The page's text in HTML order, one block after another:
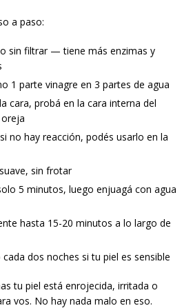
a paso:
sin filtrar — tiene más enzimas y
1 parte vinagre en 3 partes de agua
cara, probá en la cara interna del
no hay reacción, podés usarlo en la
sin frotar
5 minutos, luego enjuagá con agua
hasta 15-20 minutos a lo largo de
dos noches si tu piel es sensible
tu piel está enrojecida, irritada o
vos. No hay nada malo en eso.